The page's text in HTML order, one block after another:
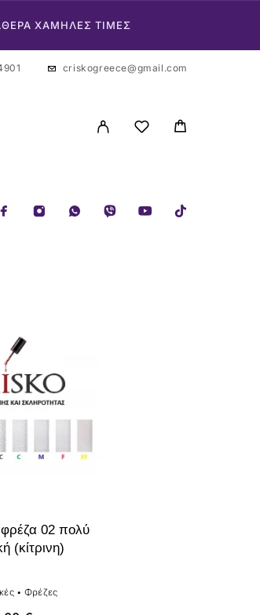
ΧΑΜΗΛΕΣ ΤΙΜΕΣ
criskogreece@gmail.com
02 πολύ
(κίτρινη)
• Φρέζες